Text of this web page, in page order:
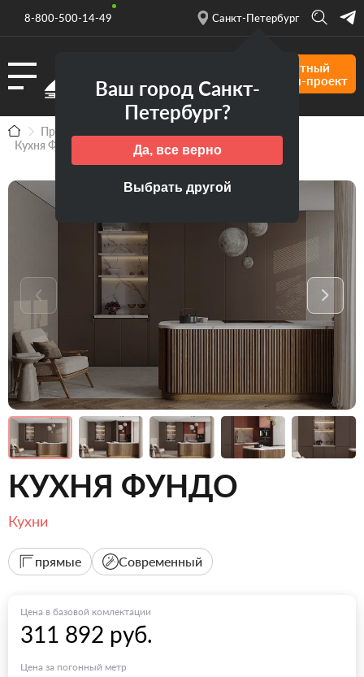
8-800-500-14-49 Санкт-Петербург
Ваш город Санкт-
Петербург?
Да, все верно
Выбрать другой
Бесплатный
дизайн-проект
Продукция
Кухня Фундо
КУХНЯ ФУНДО
Кухни
прямые Современный
Цена в базовой комлектации
311 892 руб.
Цена за погонный метр